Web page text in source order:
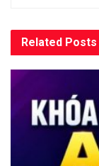
Related Posts